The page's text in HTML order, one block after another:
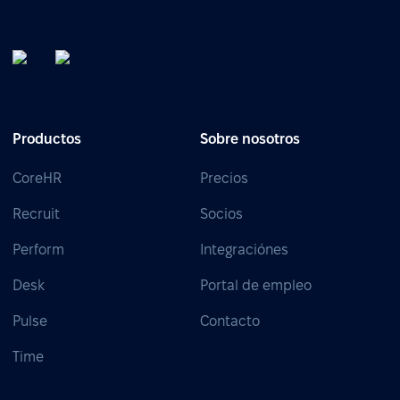
Productos
CoreHR
Recruit
Perform
Desk
Pulse
Time
Sobre nosotros
Precios
Socios
Integraciónes
Portal de empleo
Contacto